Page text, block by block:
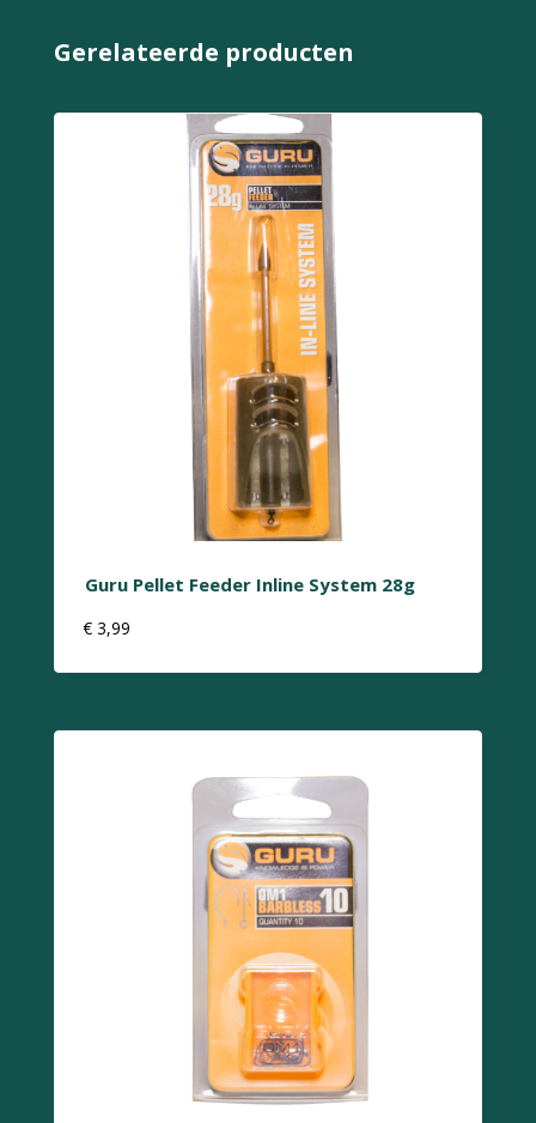
Gerelateerde producten
Guru Pellet Feeder Inline System 28g
€ 3,99